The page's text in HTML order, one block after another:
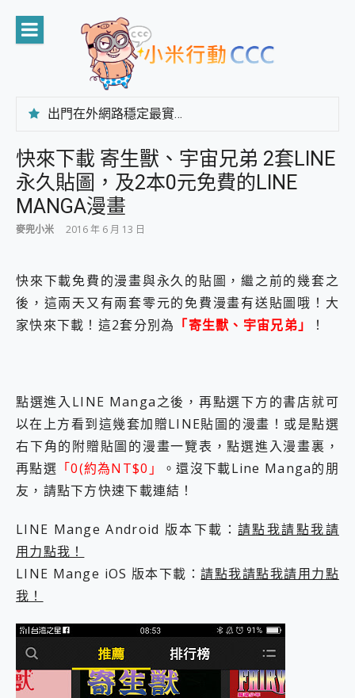
content
出門在外網路穩定最實在 「台灣大哥大」榮獲 4G/5G 在線率全球 NO.3 全台第一與全台六冠王實測心得，走到哪順到哪！
專為 PC上的 XBOX和掌機設計的 FireCuda X1070 SSD 固態硬碟開箱 評測
台灣製攝影機在這裡，100%全無線設計 SpotCam Solo Eco 太陽能防水雲端攝影機 SpotCam Solo 3 2.5K高畫質戶外攝影機 開箱 評測
美到讓人超想擁有 moto pad 60 系列 與 Moto | Swarovski razr 60 冰藍限定版本 開箱 評測
好用的 EaseUS Partition Master 讓您輕鬆的移除與格式化有防寫保護的隨身碟或SD卡
iPhone 17 系列 有認證的防護來囉！ imos 首家導入 UL MCV 行銷宣告驗證的手機配件品牌
DJI Osmo Pocket 3 爽爽帶回家 歡慶 EaseUS 21 週年到來，「Slogan 海報徵稿活動」好康大放送
小巧好吸不擋鏡頭 有Qi2認證的 ONPRO MagReact MXs2 5000mAh薄型磁吸無線急速行動電源 開箱 評測
會走動的冷暖氣 SONY REON POCKET PRO 穿戴式智慧冷暖調溫裝置 開箱 評測
寶可夢飛人外掛iToolab AnyGo全新升級，GO Fest 五折優惠嗨翻天！支援 iOS/Android！
百倍變焦實測~ vivo X200 Pro 與 S25 Ultra 誰能滿足全場景拍攝需求？
超好用的 PLAUD NotePin AI 智慧錄音膠囊~ 您的AI 秘書已上線 每月免費送你 300分鐘轉寫
自帶線的 有線無線都能充 ONPRO MagReact M5 10000mAh 5合1 磁吸無線急速行動電源 開箱 評測
是螢幕也是電視! 一機超多用途「MSI微星 Modern MD272UPSW 27型」 4K IPS 輕薄商用智慧聯網螢幕 開箱 評測
您的專屬AI 助手 Yoga Slim 7 Aura Edition 觸控AI筆電 開箱 評測
動靜皆宜「HUAWEI FreeArc」開放式耳掛耳機，無感配戴! 超穩超服貼，音質、通話也很優質
好玩好拍 vivo V50 ~ 口袋裡的 Zeiss 潮流攝影棚!
25種洗烘模式一機搞定! Roborock 衣莉莎白 H1 Neo分子篩洗脫烘 AI 滾筒洗衣機
給 MSI Claw 系列電競掌機 最完美的家 MSI Nest Docking Station 掌機專屬擴充底座 開箱 評測
快來下載 寄生獸、宇宙兄弟 2套LINE
永久貼圖，及2本0元免費的LINE
MANGA漫畫
麥兜小米 2016 年 6 月 13 日
快來下載免費的漫畫與永久的貼圖，繼之前的幾套之
後，這兩天又有兩套零元的免費漫畫有送貼圖哦！大
家快來下載！這2套分別為 「寄生獸、宇宙兄弟」 ！
點選進入LINE Manga之後，再點選下方的書店就可
以在上方看到這幾套加贈LINE貼圖的漫畫！或是點選
右下角的附贈貼圖的漫畫一覽表，點選進入漫畫裏，
再點選 「0(約為NT$0」
。還沒下載Line Manga的朋
友，請點下方快速下載連結！
LINE Mange Android 版本下載：請點我請點我請
用力點我！
LINE Mange iOS 版本下載：請點我請點我請用力點
我！